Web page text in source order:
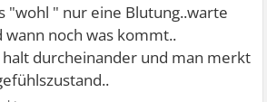
"wohl " nur eine Blutung..warte
wann noch was kommt..
durcheinander und man merkt